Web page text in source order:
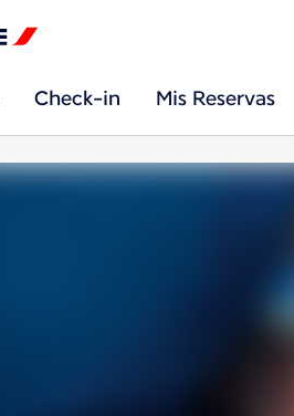
Check-in Mis Reservas